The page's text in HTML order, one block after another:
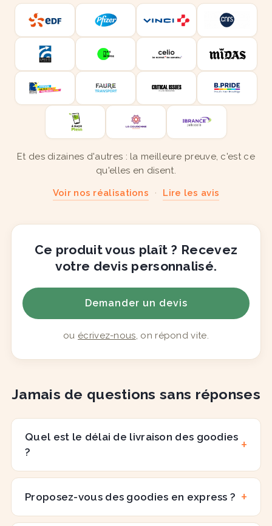
Et des dizaines d'autres : la meilleure preuve, c'est ce
qu'elles en disent.
Voir nos réalisations · Lire les avis
Ce produit vous plaît ? Recevez
votre devis personnalisé.
Demander un devis
ou écrivez-nous, on répond vite.
Jamais de questions sans réponses
Quel est le délai de livraison des goodies
?
Proposez-vous des goodies en express ?